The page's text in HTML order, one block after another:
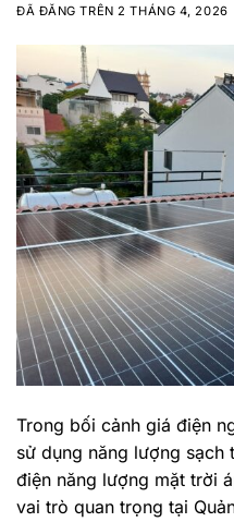
ĐÃ ĐĂNG TRÊN2 THÁNG 4, 2026
Trong bối cảnh giá điện
sử dụng năng lượng sạch
điện năng lượng mặt trời
vai trò quan trọng tại